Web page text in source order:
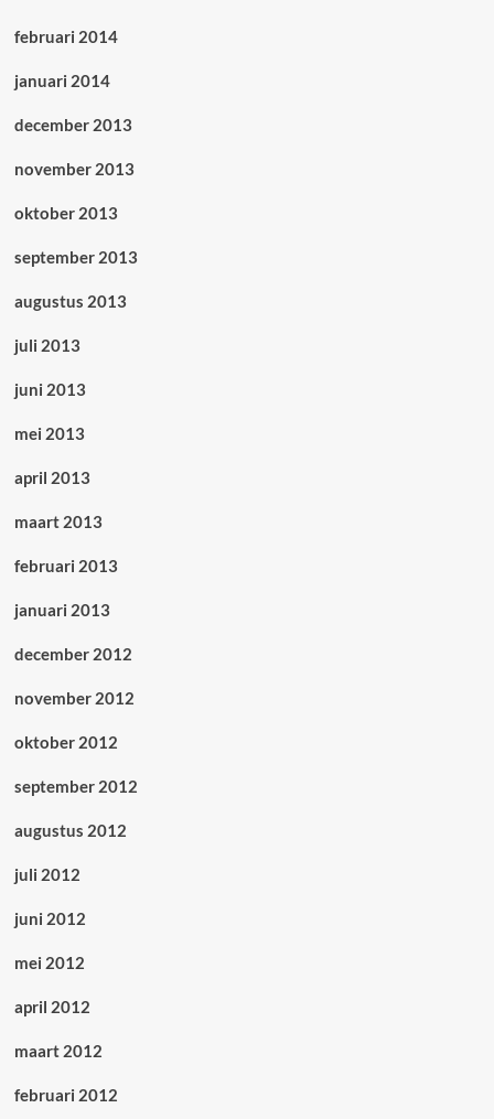
februari 2014
januari 2014
december 2013
november 2013
oktober 2013
september 2013
augustus 2013
juli 2013
juni 2013
mei 2013
april 2013
maart 2013
februari 2013
januari 2013
december 2012
november 2012
oktober 2012
september 2012
augustus 2012
juli 2012
juni 2012
mei 2012
april 2012
maart 2012
februari 2012